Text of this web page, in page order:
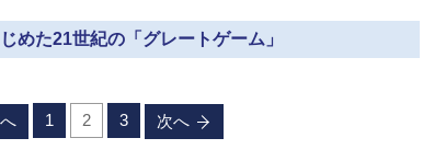
めた21世紀の「グレートゲーム」
1 2 3 次へ